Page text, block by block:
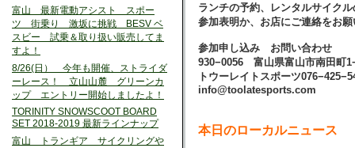
ランチの予約、レンタルサイク
参加表明か、お店にご連絡をお
参加申し込み お問い合わせ
930−0056 富山県富山市南田町
トウーレイトスポーツ
info@toolatesports.com
本日のローカルニュース
富山 最新電動アシスト スポー
ツ 街乗り 激坂に挑戦 BESV ベ
スビー 試乗＆取り扱い販売してま
すよ！
8/26(日） 今年も開催、ストライダ
ーレース！ 立山山麓 グリーンカ
ップ エントリー開始しましたよ！
TORINITY SNOWSCOOT BOARD
SET 2018-2019 最新ラインナップ
富山 トランギア サイクリングや